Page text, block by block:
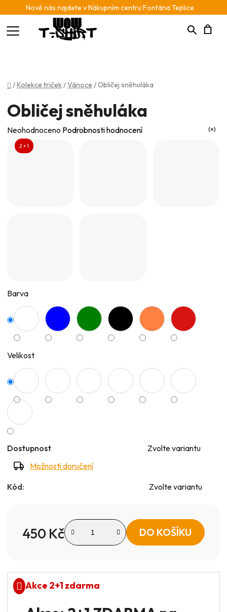
Nově nás najdete v Nákupním centru Fontána Teplice
Hledat
Domů
/Kolekce triček/Vánoce /Obličej sněhuláka
Barva
Velikost
Dostupnost
Zvolte variantu
Možnosti doručení
Kód: Zvolte variantu
450 Kč DO KOŠÍKU
Akce 2+1 zdarma
Obličej sněhuláka
Průměrné
hodnocení
produktu
Neohodnoceno Podrobnosti hodnocení
2 + 1